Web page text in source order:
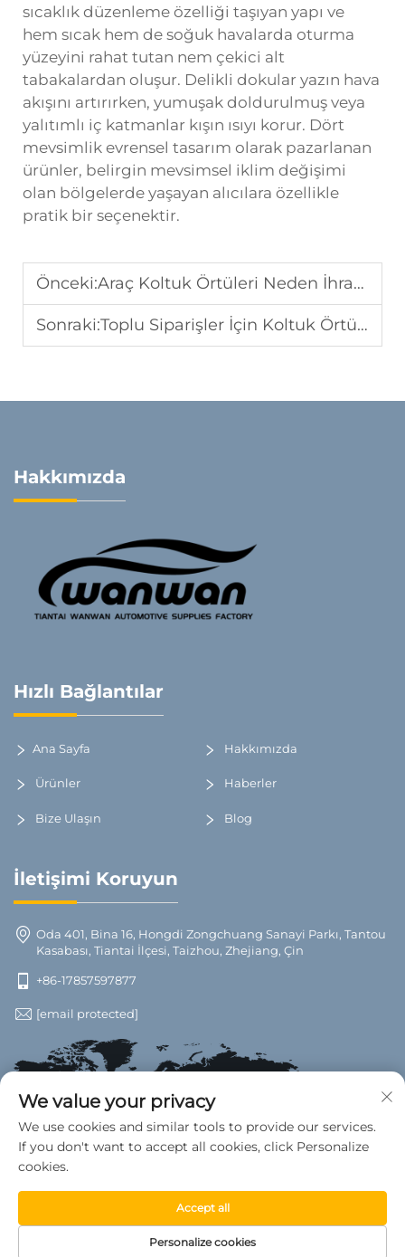
sıcaklık düzenleme özelliği taşıyan yapı ve
hem sıcak hem de soğuk havalarda oturma
yüzeyini rahat tutan nem çekici alt
tabakalardan oluşur. Delikli dokular yazın hava
akışını artırırken, yumuşak doldurulmuş veya
yalıtımlı iç katmanlar kışın ısıyı korur. Dört
mevsimlik evrensel tasarım olarak pazarlanan
ürünler, belirgin mevsimsel iklim değişimi
olan bölgelerde yaşayan alıcılara özellikle
pratik bir seçenektir.
Önceki:Araç Koltuk Örtüleri Neden İhracat Piyasalarında Talep Görüyor?
Sonraki:Toplu Siparişler İçin Koltuk Örtüsü Üreticileriyle Nasıl İş Birliği Yapılır
Hakkımızda
Hızlı Bağlantılar
Ana Sayfa Hakkımızda
Ürünler Haberler
Bize Ulaşın Blog
İletişimi Koruyun
Oda 401, Bina 16, Hongdi Zongchuang Sanayi Parkı, Tantou
Kasabası, Tiantai İlçesi, Taizhou, Zhejiang, Çin
+86-17857597877
[email protected]
Fabrikası. Tüm hakları saklıdır. —Gizlilik Politikası
We value your privacy
We use cookies and similar tools to provide our services.
If you don't want to accept all cookies, click Personalize
cookies.
Personalize cookies
Accept all